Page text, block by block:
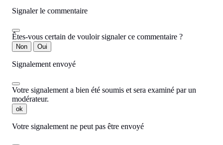
Signaler le commentaire
Êtes-vous certain de vouloir signaler ce commentaire ?
Non Oui
Signalement envoyé
Votre signalement a bien été soumis et sera examiné par un
modérateur.
ok
Votre signalement ne peut pas être envoyé